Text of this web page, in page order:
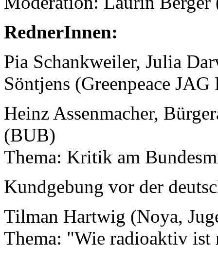
RednerInnen:
Pia Schankweiler, Julia
Söntjens (Greenpeace JAG
Heinz Assenmacher,
(BUB)
Thema: Kritik am
Kundgebung vor der
Tilman Hartwig (Noya,
Thema: "Wie radioaktiv ist